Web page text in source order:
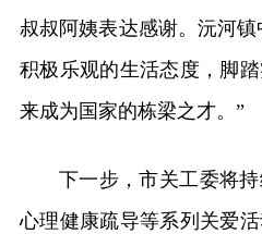
叔叔阿姨表达感谢。沅河
积极乐观的生活态度，脚
来成为国家的栋梁之才。”
下一步，市关工委将
心理健康疏导等系列关爱